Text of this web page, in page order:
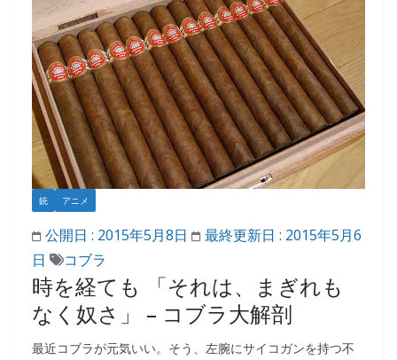
銃 アニメ
公開日 : 2015年5月8日 最終更新日 : 2015年5月6
日
コブラ
時を経ても 「それは、まぎれも
なく奴さ」 – コブラ大解剖
最近コブラが元気いい。そう、左腕にサイコガンを持つ不